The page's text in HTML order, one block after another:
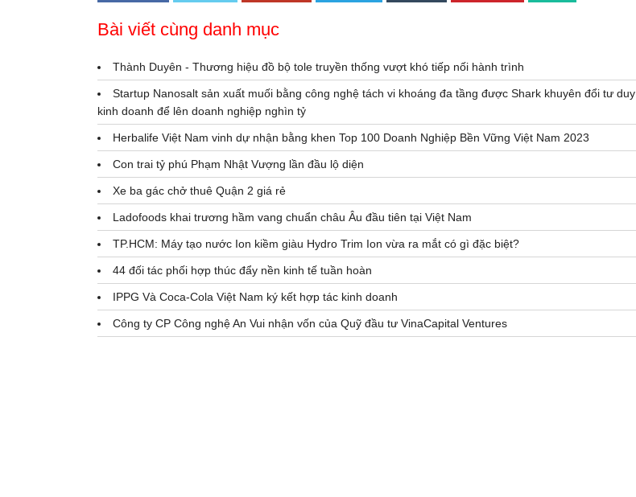
Bài viết cùng danh mục
Thành Duyên - Thương hiệu đồ bộ tole truyền thống vượt khó tiếp nối hành trình
Startup Nanosalt sản xuất muối bằng công nghệ tách vi khoáng đa tầng được Shark khuyên đổi tư duy
kinh doanh để lên doanh nghiệp nghìn tỷ
Herbalife Việt Nam vinh dự nhận bằng khen Top 100 Doanh Nghiệp Bền Vững Việt Nam 2023
Con trai tỷ phú Phạm Nhật Vượng lần đầu lộ diện
Xe ba gác chở thuê Quận 2 giá rẻ
Ladofoods khai trương hầm vang chuẩn châu Âu đầu tiên tại Việt Nam
TP.HCM: Máy tạo nước Ion kiềm giàu Hydro Trim Ion vừa ra mắt có gì đặc biệt?
44 đối tác phối hợp thúc đẩy nền kinh tế tuần hoàn
IPPG Và Coca-Cola Việt Nam ký kết hợp tác kinh doanh
Công ty CP Công nghệ An Vui nhận vốn của Quỹ đầu tư VinaCapital Ventures